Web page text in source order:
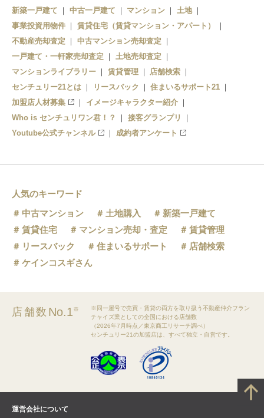
幌平橋
中の島
すすきの
狸小路
西４丁目
新築一戸建て 中古一戸建て マンション
土地
事業投資用物件
賃貸住宅（賃貸マンション・アパート）
不動産売却査定
中古マンション売却査定
一戸建て・一軒家売却査定
土地売却査定
マンションライブラリー
賃貸管理
店舗検索
センチュリー21とは
リースバック
住まいるサポート21
加盟店人材募集
イメージキャラクター紹介
Who is センチュリワン君！？
接客グランプリ
Youtube公式チャンネル
成約者アンケート
人気のキーワード
中古マンション
土地購入
新築一戸建て
賃貸住宅
マンション売却・査定
賃貸管理
リースバック
住まいるサポート
店舗検索
ケインコスギさん
店舗数 No.1※
※同一屋号で売買・賃貸の両方を取り扱う不動産仲介フラン
チャイズ業としての全国における店舗数
（2026年7月時点／東京商工リサーチ調べ）
センチュリー21の加盟店は、すべて独立・自営です。
運営会社について